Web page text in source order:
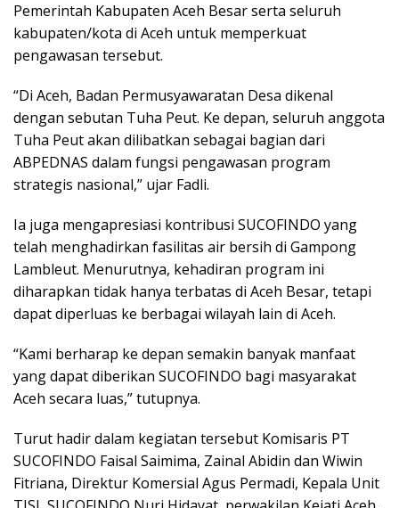
Pemerintah Kabupaten Aceh Besar serta seluruh
kabupaten/kota di Aceh untuk memperkuat
pengawasan tersebut.
“Di Aceh, Badan Permusyawaratan Desa dikenal
dengan sebutan Tuha Peut. Ke depan, seluruh anggota
Tuha Peut akan dilibatkan sebagai bagian dari
ABPEDNAS dalam fungsi pengawasan program
strategis nasional,” ujar Fadli.
Ia juga mengapresiasi kontribusi SUCOFINDO yang
telah menghadirkan fasilitas air bersih di Gampong
Lambleut. Menurutnya, kehadiran program ini
diharapkan tidak hanya terbatas di Aceh Besar, tetapi
dapat diperluas ke berbagai wilayah lain di Aceh.
“Kami berharap ke depan semakin banyak manfaat
yang dapat diberikan SUCOFINDO bagi masyarakat
Aceh secara luas,” tutupnya.
Turut hadir dalam kegiatan tersebut Komisaris PT
SUCOFINDO Faisal Saimima, Zainal Abidin dan Wiwin
Fitriana, Direktur Komersial Agus Permadi, Kepala Unit